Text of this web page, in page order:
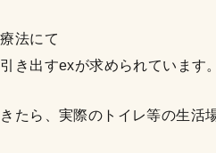
法にて
き出すexが求められています
たら、実際のトイレ等の生活